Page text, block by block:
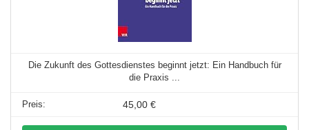
Die Zukunft des Gottesdienstes beginnt jetzt: Ein Handbuch für
die Praxis ...
45,00 €